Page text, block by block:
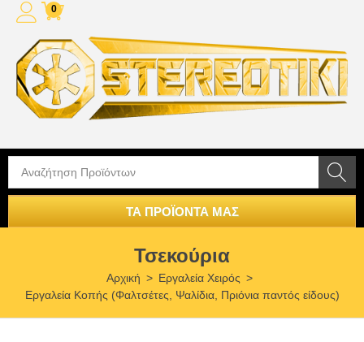
0
ΤΑ ΠΡΟΪΟΝΤΑ ΜΑΣ
Τσεκούρια
Αρχική > Εργαλεία Χειρός >
Εργαλεία Κοπής (Φαλτσέτες, Ψαλίδια, Πριόνια παντός είδους)